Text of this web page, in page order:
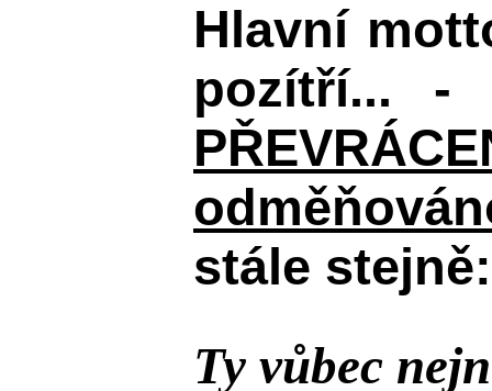
Hlavní
pozítří...
stále stejně:
Ty vůbec